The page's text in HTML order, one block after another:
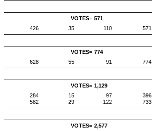
VOTES= 571
426
35 110 571
VOTES= 774
628
55 91 774
VOTES= 1,129
284
15 97 396
582
29 122 733
VOTES= 2,577